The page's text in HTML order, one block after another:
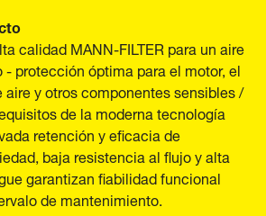
calidad MANN-FILTER para un aire
protección óptima para el motor, el
y otros componentes sensibles /
de la moderna tecnología
retención y eficacia de
baja resistencia al flujo y alta
garantizan fiabilidad funcional
de mantenimiento.